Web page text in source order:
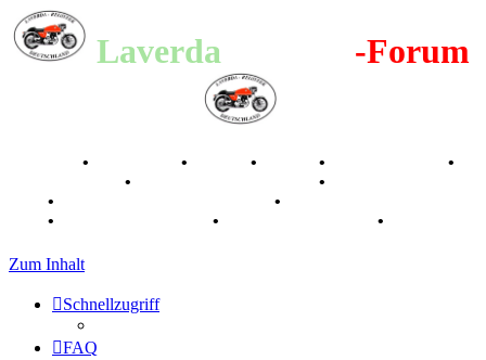
Laverda -Forum
• • • •
•
• •
• •
• • •
Zum Inhalt
Schnellzugriff
FAQ